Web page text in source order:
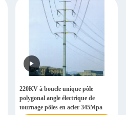
220KV à boucle unique pôle
polygonal angle électrique de
tournage pôles en acier 345Mpa